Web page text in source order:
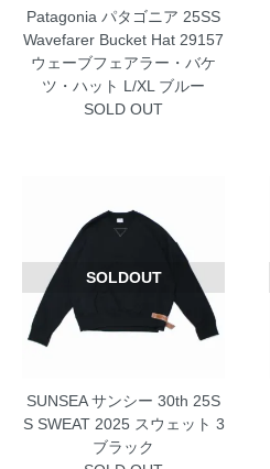
Patagonia パタゴニア 25SS
Wavefarer Bucket Hat 29157
ウェーブフェアラー・バケ
ツ・ハット L/XL ブルー
SOLD OUT
SOLDOUT
SUNSEA サンシー 30th 25S
S SWEAT 2025 スウェット 3
ブラック